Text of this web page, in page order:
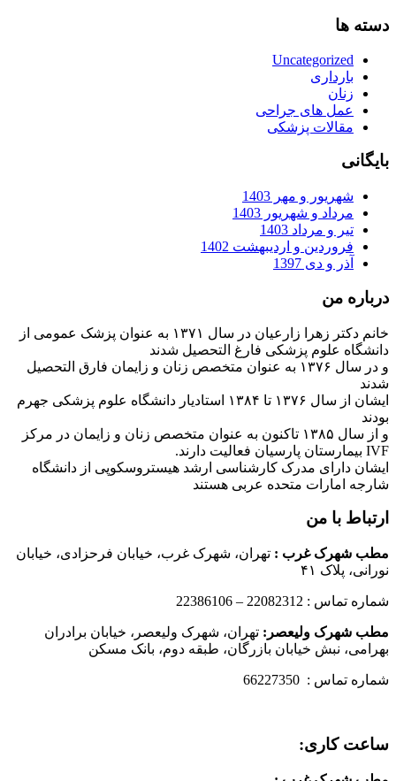
دسته ها
Uncategorized
بارداری
زنان
عمل های جراحی
مقالات پزشکی
بایگانی
شهریور و مهر 1403
مرداد و شهریور 1403
تیر و مرداد 1403
فروردین و اردیبهشت 1402
آذر و دی 1397
درباره من
خانم دکتر زهرا زارعیان در سال ۱۳۷۱ به عنوان پزشک عمومی از
دانشگاه علوم پزشکی فارغ التحصیل شدند
و در سال ۱۳۷۶ به عنوان متخصص زنان و زایمان فارق التحصیل
شدند
ایشان از سال ۱۳۷۶ تا ۱۳۸۴ استادیار دانشگاه علوم پزشکی جهرم
بودند
و از سال ۱۳۸۵ تاکنون به عنوان متخصص زنان و زایمان در مرکز
IVF بیمارستان پارسیان فعالیت دارند.
ایشان دارای مدرک کارشناسی ارشد هیستروسکوپی از دانشگاه
شارجه امارات متحده عربی هستند
ارتباط با من
مطب شهرک غرب : تهران، شهرک غرب، خیابان فرحزادی، خیابان
نورانی، پلاک ۴۱
شماره تماس : 22082312 – 22386106
مطب شهرک ولیعصر: تهران، شهرک ولیعصر، خیابان برادران
بهرامی، نبش خیابان بازرگان، طبقه دوم، بانک مسکن
شماره تماس : 66227350
ساعت کاری: